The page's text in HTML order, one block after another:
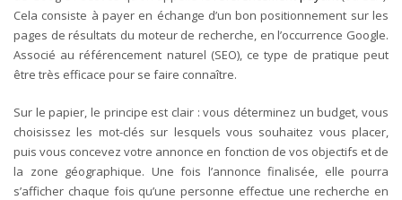
Cela consiste à payer en échange d’un bon positionnement sur les
pages de résultats du moteur de recherche, en l’occurrence Google.
Associé au référencement naturel (SEO), ce type de pratique peut
être très efficace pour se faire connaître.
Sur le papier, le principe est clair : vous déterminez un budget, vous
choisissez les mot-clés sur lesquels vous souhaitez vous placer,
puis vous concevez votre annonce en fonction de vos objectifs et de
la zone géographique. Une fois l’annonce finalisée, elle pourra
s’afficher chaque fois qu’une personne effectue une recherche en